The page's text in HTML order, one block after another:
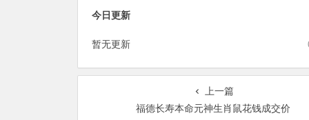
今日更新
暂无更新
上一篇
福德长寿本命元神生肖鼠花钱成交价